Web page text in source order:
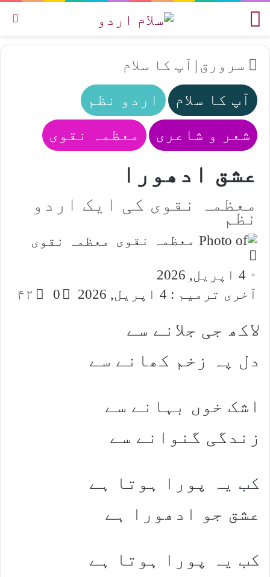
سرورق | آپ کا سلام
آپ کا سلام
اردو نظم
شعر و شاعری
معظمہ نقوی
عشق ادھورا
معظمہ نقوی کی ایک اردو
نظم
معظمہ نقوی
an
email
4 اپریل, 2026
آخری ترمیم : 4 اپریل, 2026
0 ۴۲
لاکھ جی جلانے سے
دل پہ زخم کھانے سے
اشک خوں بہانے سے
زندگی گنوانے سے
کب یہ پورا ہوتا ہے
عشق جو ادھورا ہے
کب یہ پورا ہوتا ہے